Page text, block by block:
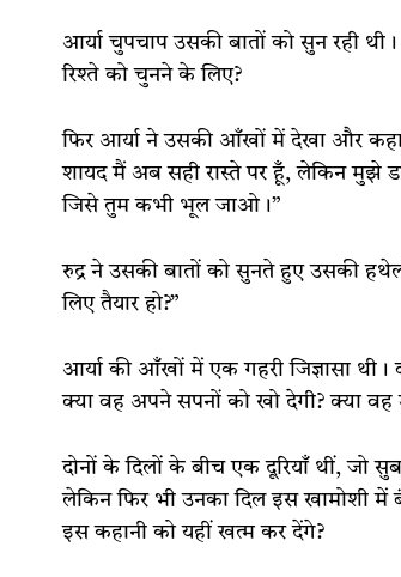
आर्या चुपचाप उसकी बातों को सुन रही
रिश्ते को चुनने के लिए?
फिर आर्या ने उसकी आँखों में देखा और
शायद मैं अब सही रास्ते पर हूँ, लेकिन मुझे
जिसे तुम कभी भूल जाओ।”
रुद्र ने उसकी बातों को सुनते हुए उसकी
लिए तैयार हो?”
आर्या की आँखों में एक गहरी जिज्ञासा
क्या वह अपने सपनों को खो देगी? क्या वह
दोनों के दिलों के बीच एक दूरियाँ थीं, जो
लेकिन फिर भी उनका दिल इस खामोशी
इस कहानी को यहीं खत्म कर देंगे?